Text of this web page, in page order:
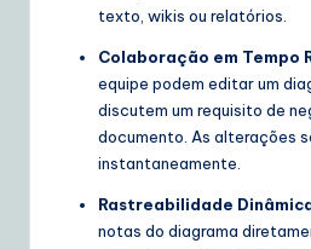
texto, wikis ou relatórios.
Colaboração em Tempo
equipe podem editar um
discutem um requisito de
documento. As alterações
instantaneamente.
Rastreabilidade
notas do diagrama